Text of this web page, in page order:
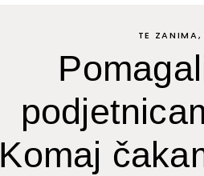
TE ZANIMA,
Komaj